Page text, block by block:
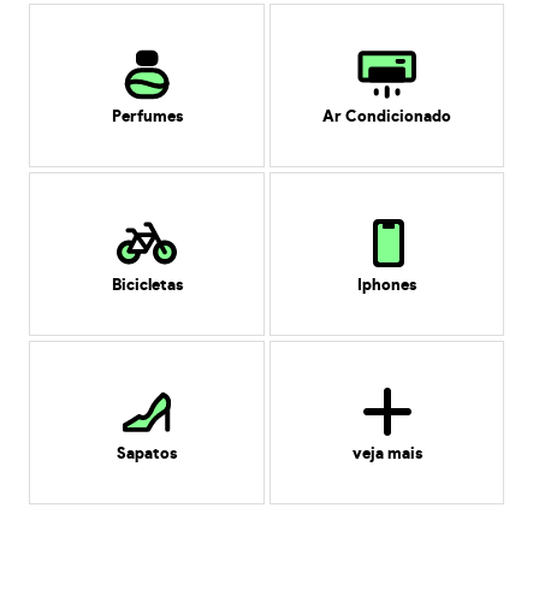
Perfumes Ar Condicionado
Bicicletas Iphones
Sapatos veja mais